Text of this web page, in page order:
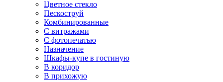
Цветное стекло
Пескоструй
Комбинированные
С витражами
С фотопечатью
Назначение
Шкафы-купе в гостиную
В коридор
В прихожую